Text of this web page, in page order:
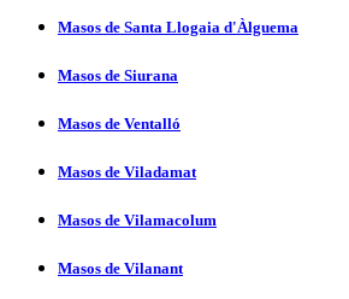
Masos de Santa Llogaia d'Àlguema
Masos de Siurana
Masos de Ventalló
Masos de Viladamat
Masos de Vilamacolum
Masos de Vilanant